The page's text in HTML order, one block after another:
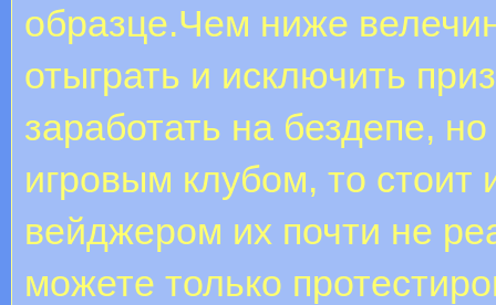
образце.Чем ниже
отыграть и исключить
заработать на бездепе,
игровым клубом, то стоит
вейджером их почти не
можете только